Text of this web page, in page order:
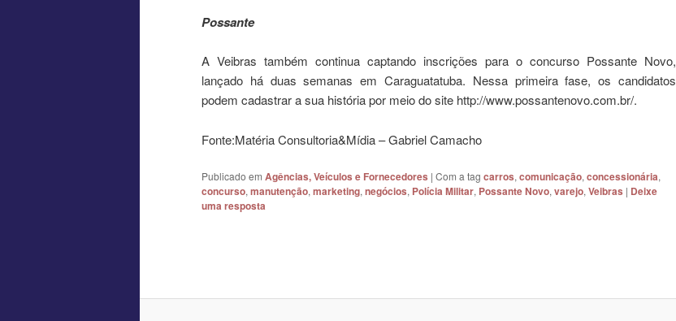
Possante
A Veibras também continua captando inscrições para o concurso Possante Novo,
lançado há duas semanas em Caraguatatuba. Nessa primeira fase, os candidatos
podem cadastrar a sua história por meio do site http://www.possantenovo.com.br/.
Fonte:Matéria Consultoria&Mídia – Gabriel Camacho
Publicado em Agências, Veículos e Fornecedores | Com a tag carros, comunicação, concessionária,
concurso, manutenção, marketing, negócios, Polícia Militar, Possante Novo, varejo, Veibras | Deixe
uma resposta